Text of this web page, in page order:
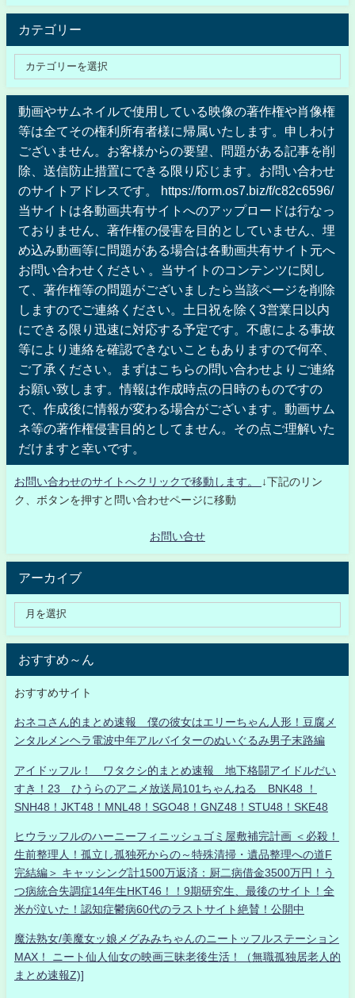
カテゴリー
動画やサムネイルで使用している映像の著作権や肖像権
等は全てその権利所有者様に帰属いたします。申しわけ
ございません。お客様からの要望、問題がある記事を削
除、送信防止措置にできる限り応じます。お問い合わせ
のサイトアドレスです。 https://form.os7.biz/f/c82c6596/
当サイトは各動画共有サイトへのアップロードは行なっ
ておりません、著作権の侵害を目的としていません、埋
め込み動画等に問題がある場合は各動画共有サイト元へ
お問い合わせください 。当サイトのコンテンツに関し
て、著作権等の問題がございましたら当該ページを削除
しますのでご連絡ください。土日祝を除く3営業日以内
にできる限り迅速に対応する予定です。不慮による事故
等により連絡を確認できないこともありますので何卒、
ご了承ください。まずはこちらの問い合わせよりご連絡
お願い致します。情報は作成時点の日時のものですの
で、作成後に情報が変わる場合がございます。動画サム
ネ等の著作権侵害目的としてません。その点ご理解いた
だけますと幸いです。
お問い合わせのサイトへクリックで移動します。
↓下記のリン
ク、ボタンを押すと問い合わせページに移動
お問い合せ
アーカイブ
おすすめ～ん
おすすめサイト
おネコさん的まとめ速報 僕の彼女はエリーちゃん人形！豆腐メ
ンタルメンヘラ電波中年アルバイターのぬいぐるみ男子末路編
アイドッフル！ ワタクシ的まとめ速報 地下格闘アイドルだい
すき！23 ひうらのアニメ放送局101ちゃんねる BNK48 ！
SNH48！JKT48！MNL48！SGO48！GNZ48！STU48！SKE48
ヒウラッフルのハーニーフィニッシュゴミ屋敷補完計画 ＜必殺！
生前整理人！孤立し孤独死からの～特殊清掃・遺品整理への道F
完結編＞ キャッシング計1500万返済：厨二病借金3500万円！う
つ病統合失調症14年生HKT46！！9期研究生、最後のサイト！全
米が泣いた！認知症鬱病60代のラストサイト絶賛！公開中
魔法熟女/美魔女ッ娘メグみみちゃんのニートッフルステーション
MAX！ ニート仙人仙女の映画三昧老後生活！（無職孤独居老人的
まとめ速報Z)]